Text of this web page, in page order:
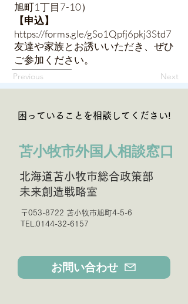
旭町1丁目7-10）
【申込】
https://forms.gle/gSo1Qpfj6pkj3Std7
友達や家族とお誘いいただき、ぜひ
ご参加ください。
Previous Next
困っていることを相談してください!
苫小牧市外国人相談窓口
北海道苫小牧市総合政策部
未来創造戦略室
〒053-8722 苫小牧市旭町4-5-6
TEL.0144-32-6157
お問い合わせ